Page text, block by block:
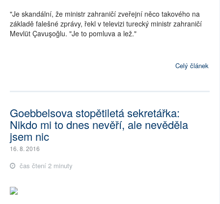
"Je skandální, že ministr zahraničí zveřejní něco takového na
základě falešné zprávy, řekl v televizi turecký ministr zahraničí
Mevlüt Çavuşoğlu. "Je to pomluva a lež."
Celý článek
Goebbelsova stopětiletá sekretářka:
Nikdo mi to dnes nevěří, ale nevěděla
jsem nic
16. 8. 2016
čas čtení 2 minuty